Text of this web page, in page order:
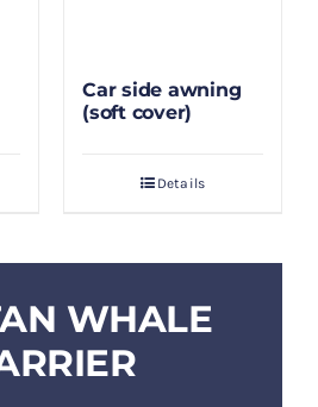
Car side awning
(soft cover)
Details
WHALE